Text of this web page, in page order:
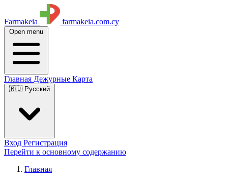
Farmakeia farmakeia.com.cy
Open menu
Главная Дежурные Карта
🇷🇺 Русский
Вход Регистрация
Перейти к основному содержанию
Главная